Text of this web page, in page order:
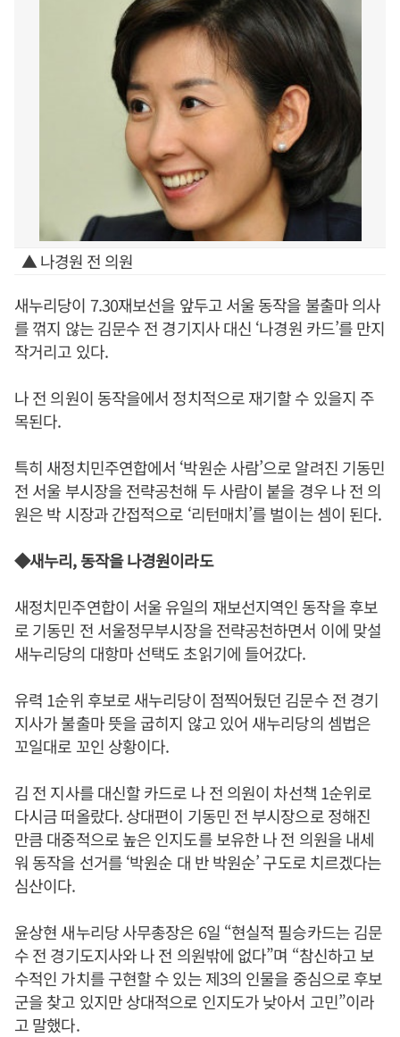
▲ 나경원 전 의원
새누리당이 7.30재보선을 앞두고 서울 동작을 불출마 의사
를 꺾지 않는 김문수 전 경기지사 대신 ‘나경원 카드’를 만지
작거리고 있다.
나 전 의원이 동작을에서 정치적으로 재기할 수 있을지 주
목된다.
특히 새정치민주연합에서 ‘박원순 사람’으로 알려진 기동민
전 서울 부시장을 전략공천해 두 사람이 붙을 경우 나 전 의
원은 박 시장과 간접적으로 ‘리턴매치’를 벌이는 셈이 된다.
◆새누리, 동작을 나경원이라도
새정치민주연합이 서울 유일의 재보선지역인 동작을 후보
로 기동민 전 서울정무부시장을 전략공천하면서 이에 맞설
새누리당의 대항마 선택도 초읽기에 들어갔다.
유력 1순위 후보로 새누리당이 점찍어뒀던 김문수 전 경기
지사가 불출마 뜻을 굽히지 않고 있어 새누리당의 셈법은
꼬일대로 꼬인 상황이다.
김 전 지사를 대신할 카드로 나 전 의원이 차선책 1순위로
다시금 떠올랐다. 상대편이 기동민 전 부시장으로 정해진
만큼 대중적으로 높은 인지도를 보유한 나 전 의원을 내세
워 동작을 선거를 ‘박원순 대 반 박원순’ 구도로 치르겠다는
심산이다.
윤상현 새누리당 사무총장은 6일 “현실적 필승카드는 김문
수 전 경기도지사와 나 전 의원밖에 없다”며 “참신하고 보
수적인 가치를 구현할 수 있는 제3의 인물을 중심으로 후보
군을 찾고 있지만 상대적으로 인지도가 낮아서 고민”이라
고 말했다.